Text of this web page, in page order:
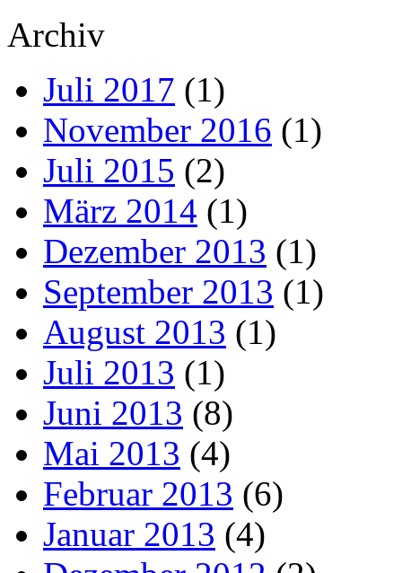
Archiv
Juli 2017 (1)
November 2016 (1)
Juli 2015 (2)
März 2014 (1)
Dezember 2013 (1)
September 2013 (1)
August 2013 (1)
Juli 2013 (1)
Juni 2013 (8)
Mai 2013 (4)
Februar 2013 (6)
Januar 2013 (4)